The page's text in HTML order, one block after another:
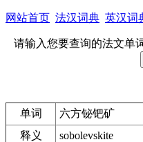
网站首页 法汉词典 英汉词
请输入您要查询的法文单
单词
六方铋钯矿
释义
sobolevskite